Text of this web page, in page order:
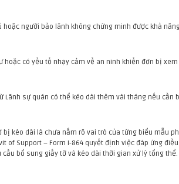
người bảo lãnh không chứng minh được khả
hoặc có yếu tố nhạy cảm về an ninh khiến đơn bị
Lãnh sự quán có thể kéo dài thêm vài tháng nếu cần
kéo dài là chưa nắm rõ vai trò của từng biểu mẫu
of Support – Form I-864 quyết định việc đáp ứng
bổ sung giấy tờ và kéo dài thời gian xử lý tổng thể.